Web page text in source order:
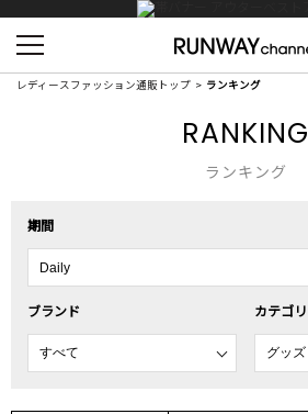
レディースファッション通販トップ ランキング
RANKING
ランキング
期間
ブランド カテゴリ